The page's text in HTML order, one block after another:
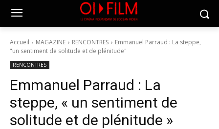
Accueil MAGAZINE RENCONTRES
Emmanuel Parraud : La steppe,
"un sentiment de solitude et de plénitude"
RENCONTRES
Emmanuel Parraud : La
steppe, « un sentiment de
solitude et de plénitude »